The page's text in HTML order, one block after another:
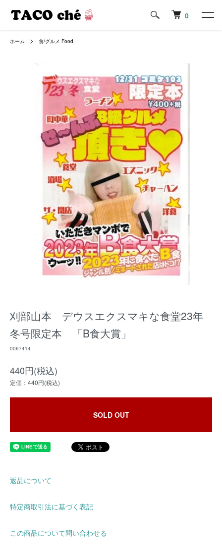
0
ホーム 食/グルメ Food
刈部山本 デウスエクスマキな食堂23年
冬号限定本 「B食大賞」
0067414
440円(税込)
定価：440円(税込)
SOLD OUT
返品について
特定商取引法に基づく表記
この商品について問い合わせる